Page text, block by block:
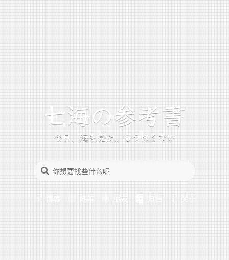
今日、海を見た。もう怖くない
博客 随笔 朋友 归档 关于